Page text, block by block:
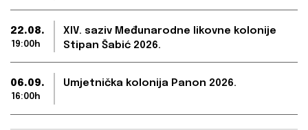
22.08.
19:00h
XIV. saziv Međunarodne likovne kolonije
Stipan Šabić 2026.
06.09.
16:00h
Umjetnička kolonija Panon 2026.